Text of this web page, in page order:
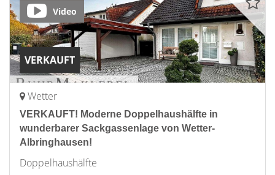
VERKAUFT
Video
Wetter
VERKAUFT! Moderne Doppelhaushälfte in
wunderbarer Sackgassenlage von Wetter-
Albringhausen!
Doppelhaushälfte